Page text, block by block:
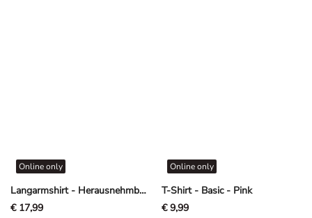
Langarmshirt - Herausnehmbare Cups - Dunkelbraun
Online only
€ 17,99
T-Shirt - Basic - Pink
Online only
€ 9,99